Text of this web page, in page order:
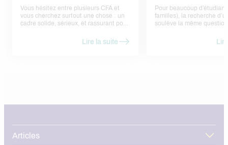
Vous hésitez entre plusieurs CFA et
vous cherchez surtout une chose : un
cadre solide, sérieux, et rassurant pour
questions/réponses — comme si nous
Lire la suite
Pour beaucoup
familles), la recherche
soulève la même
ne pas trouver d’offres.
risque de passer à côté
Articles